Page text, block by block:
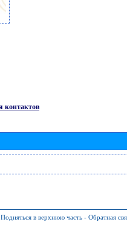
контактов
Подняться в верхнюю часть - Обратная